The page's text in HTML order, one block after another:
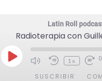
Latin Roll
Radioterapia con
Reproducir
episodio
1x
SUSCRIBIR